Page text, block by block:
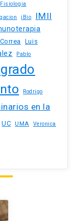
Fisiologia
iBio IMII
Luis
Pablo
Rodrigo
en la
UC UMA
Veronica